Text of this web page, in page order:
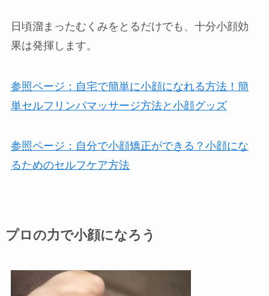
日頃溜まったむくみをとるだけでも、十分小顔効
果は発揮します。
参照ページ：自宅で簡単に小顔になれる方法！簡
単セルフリンパマッサージ方法と小顔グッズ
参照ページ：自分で小顔矯正ができる？小顔にな
るためのセルフケア方法
プロの力で小顔になろう